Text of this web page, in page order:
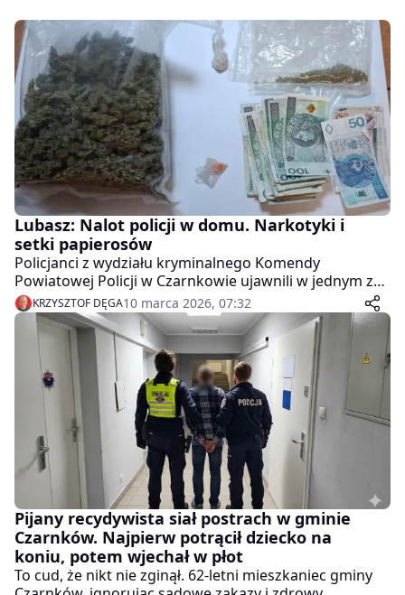
Lubasz: Nalot policji w domu. Narkotyki i
setki papierosów
Policjanci z wydziału kryminalnego Komendy
Powiatowej Policji w Czarnkowie ujawnili w jednym z
domów znaczne ilości środków odurzających i
substancji psychotropowych. Funkcjonariusze
zabezpieczyli m.in. susz roślinny, mefedron oraz
tabletki ecstasy. Na miejscu znaleziono także
nielegalne papierosy bez polskich znaków akcyzy oraz
gotówkę.
KRZYSZTOF DĘGA10 marca 2026, 07:32
Pijany recydywista siał postrach w gminie
Czarnków. Najpierw potrącił dziecko na
koniu, potem wjechał w płot
To cud, że nikt nie zginął. 62-letni mieszkaniec gminy